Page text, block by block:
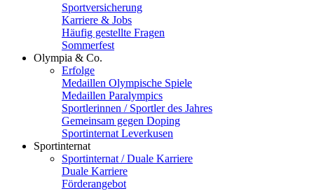
Sportversicherung
Karriere & Jobs
Häufig gestellte Fragen
Sommerfest
Olympia & Co.
Erfolge
Medaillen Olympische Spiele
Medaillen Paralympics
Sportlerinnen / Sportler des Jahres
Gemeinsam gegen Doping
Sportinternat Leverkusen
Sportinternat
Sportinternat / Duale Karriere
Duale Karriere
Förderangebot